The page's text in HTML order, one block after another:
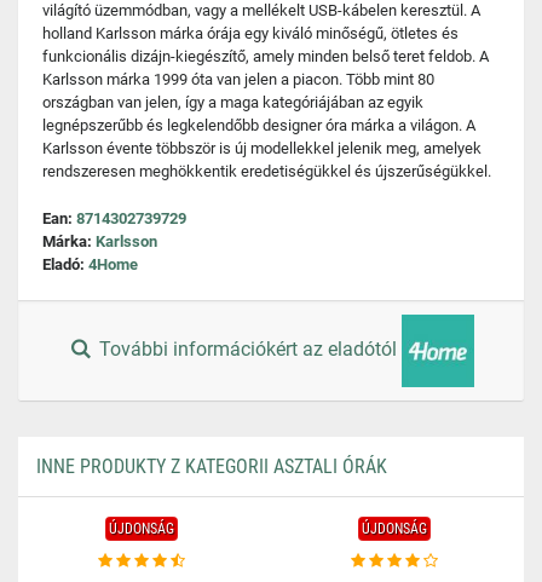
világító üzemmódban, vagy a mellékelt USB-kábelen keresztül. A
holland Karlsson márka órája egy kiváló minőségű, ötletes és
funkcionális dizájn-kiegészítő, amely minden belső teret feldob. A
Karlsson márka 1999 óta van jelen a piacon. Több mint 80
országban van jelen, így a maga kategóriájában az egyik
legnépszerűbb és legkelendőbb designer óra márka a világon. A
Karlsson évente többször is új modellekkel jelenik meg, amelyek
rendszeresen meghökkentik eredetiségükkel és újszerűségükkel.
Ean: 8714302739729
Márka: Karlsson
Eladó: 4Home
További információkért az eladótól
INNE PRODUKTY Z KATEGORII ASZTALI ÓRÁK
ÚJDONSÁG ÚJDONSÁG